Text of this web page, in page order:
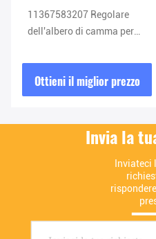
11367583207 Regolare
dell'albero di camma per
Ottieni il miglior prezzo
Invia la
Inviateci